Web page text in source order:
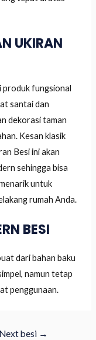
UKIRAN
produk fungsional
santai dan
dekorasi taman
Kesan klasik
Besi ini akan
sehingga bisa
untuk
rumah Anda.
BESI
dari bahan baku
namun tetap
penggunaan.
Next besi →